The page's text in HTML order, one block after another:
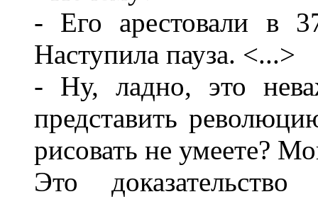
- Его арестовали в
Наступила пауза. <...>
- Ну, ладно, это
представить
рисовать не умеете?
Это